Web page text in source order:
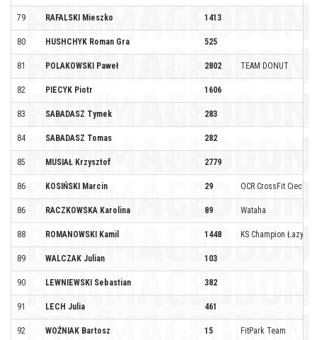
79 RAFALSKI Mieszko 1413
80 HUSHCHYK Roman Gra 525
81 POLAKOWSKI Paweł 2802 TEAM DONUT
82 PIECYK Piotr 1606
83 SABADASZ Tymek 283
84 SABADASZ Tomas 282
85 MUSIAŁ Krzysztof 2779
86 KOSIŃSKI Marcin 29 OCR CrossFit
86 RACZKOWSKA Karolina 89 Wataha
88 ROMANOWSKI Kamil 1448 KS Champion Łazy
89 WALCZAK Julian 103
90 LEWNIEWSKI Sebastian 382
91 LECH Julia 461
92 WOŹNIAK Bartosz 15 FitPark Team